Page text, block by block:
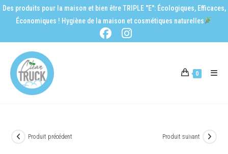
Des produits pour la maison et bien être TRIPLE "E": Écologiques, Efficaces,
Économiques ! Hygiène de la maison et cosmétiques naturelles
0
Produit précédent Produit suivant